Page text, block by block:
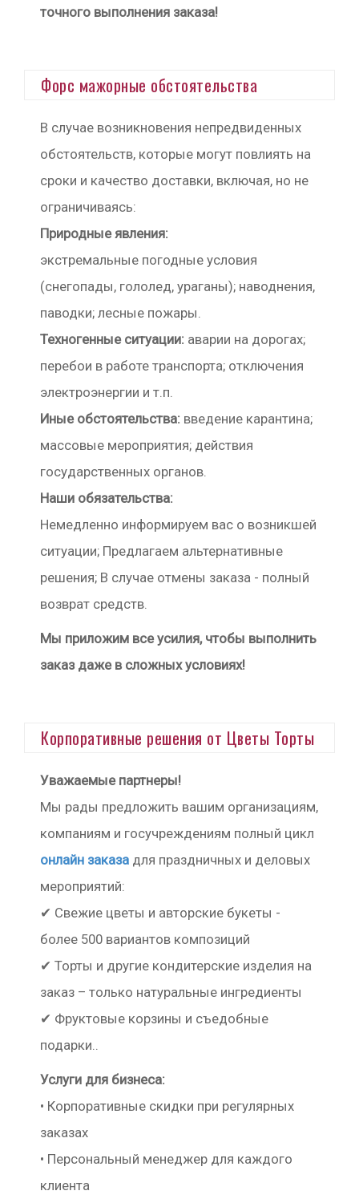
точного выполнения заказа!
Форс мажорные обстоятельства
В случае возникновения непредвиденных
обстоятельств, которые могут повлиять на
сроки и качество доставки, включая, но не
ограничиваясь:
Природные явления:
экстремальные погодные условия
(снегопады, гололед, ураганы); наводнения,
паводки; лесные пожары.
Техногенные ситуации: аварии на дорогах;
перебои в работе транспорта; отключения
электроэнергии и т.п.
Иные обстоятельства: введение карантина;
массовые мероприятия; действия
государственных органов.
Наши обязательства:
Немедленно информируем вас о возникшей
ситуации; Предлагаем альтернативные
решения; В случае отмены заказа - полный
возврат средств.
Мы приложим все усилия, чтобы выполнить
заказ даже в сложных условиях!
Корпоративные решения от Цветы Торты
Уважаемые партнеры!
Мы рады предложить вашим организациям,
компаниям и госучреждениям полный цикл
онлайн заказа для праздничных и деловых
мероприятий:
✔ Свежие цветы и авторские букеты -
более 500 вариантов композиций
✔ Торты и другие кондитерские изделия на
заказ – только натуральные ингредиенты
✔ Фруктовые корзины и съедобные
подарки..
Услуги для бизнеса:
• Корпоративные скидки при регулярных
заказах
• Персональный менеджер для каждого
клиента